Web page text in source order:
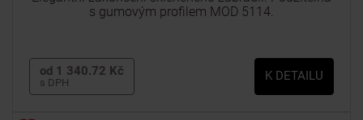
s gumovým profilem MOD 5114.
od 1 340.72 Kč
s DPH K DETAILU